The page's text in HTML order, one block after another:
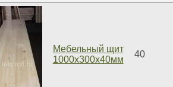
Мебельный щит
1000x300x40мм
40